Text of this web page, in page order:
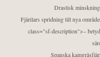
Drastisk
Fjärilars spridning till nya
class="sf-description">–
Spanska